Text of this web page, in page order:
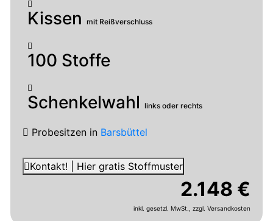
Kissen mit Reißverschluss
100 Stoffe
Schenkelwahl links oder rechts
Probesitzen in Barsbüttel
Kontakt! | Hier gratis Stoffmuster
2.148 €
inkl. gesetzl. MwSt., zzgl. Versandkosten